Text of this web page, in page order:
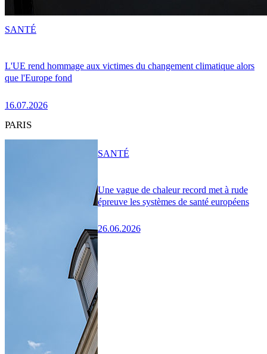
L'UE rend hommage aux victimes du changement climatique alors
que l'Europe fond
16.07.2026
SANTÉ
PARIS
Une vague de chaleur record met à rude
épreuve les systèmes de santé européens
26.06.2026
SANTÉ